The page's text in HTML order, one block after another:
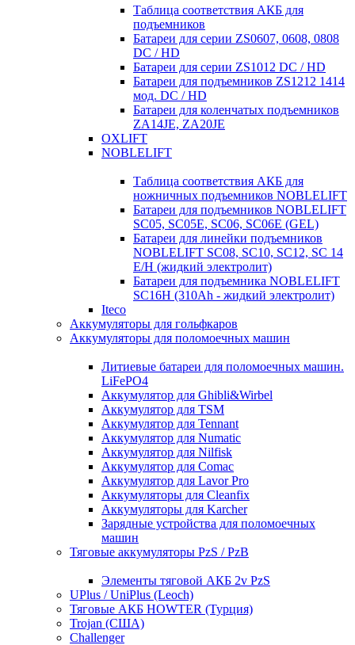
Таблица соответствия АКБ для
подъемников
Батареи для серии ZS0607, 0608, 0808
DC / HD
Батареи для серии ZS1012 DC / HD
Батареи для подъемников ZS1212 1414
мод. DC / HD
Батареи для коленчатых подъемников
ZA14JE, ZA20JE
OXLIFT
NOBLELIFT
Таблица соответствия АКБ для
ножничных подъемников NOBLELIFT
Батареи для подъемников NOBLELIFT
SC05, SC05E, SC06, SC06E (GEL)
Батареи для линейки подъемников
NOBLELIFT SC08, SC10, SC12, SC 14
E/H (жидкий электролит)
Батареи для подъемника NOBLELIFT
SC16H (310Ah - жидкий электролит)
Iteco
Аккумуляторы для гольфкаров
Аккумуляторы для поломоечных машин
Литиевые батареи для поломоечных машин.
LiFePO4
Аккумулятор для Ghibli&Wirbel
Аккумулятор для TSM
Аккумулятор для Tennant
Аккумулятор для Numatic
Аккумулятор для Nilfisk
Аккумулятор для Comac
Аккумулятор для Lavor Pro
Аккумуляторы для Cleanfix
Аккумуляторы для Karcher
Зарядные устройства для поломоечных
машин
Тяговые аккумуляторы PzS / PzB
Элементы тяговой АКБ 2v PzS
UPlus / UniPlus (Leoch)
Тяговые АКБ HOWTER (Турция)
Trojan (США)
Challenger